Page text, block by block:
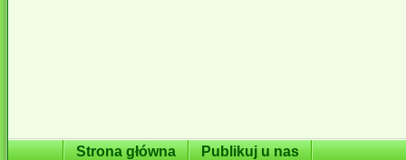
Strona główna Publikuj u nas